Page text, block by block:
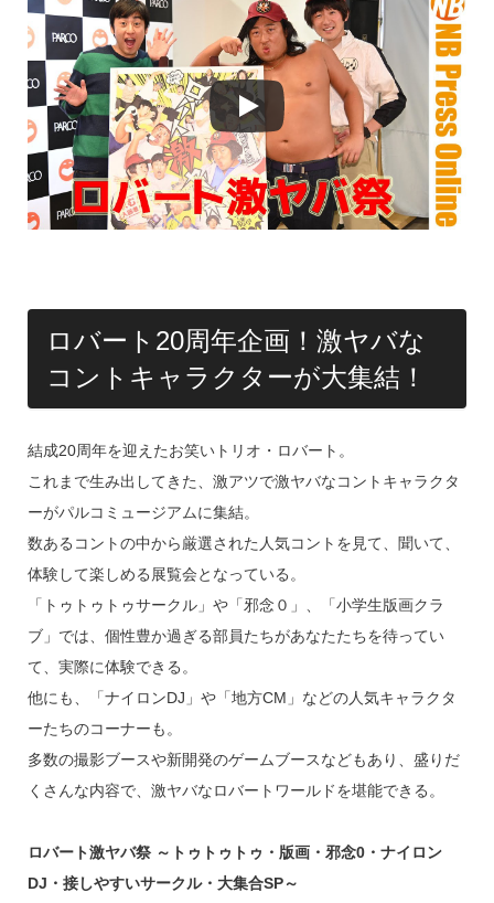
ロバート20周年企画！激ヤバな
コントキャラクターが大集結！
結成20周年を迎えたお笑いトリオ・ロバート。
これまで生み出してきた、激アツで激ヤバなコントキャラクタ
ーがパルコミュージアムに集結。
数あるコントの中から厳選された人気コントを見て、聞いて、
体験して楽しめる展覧会となっている。
「トゥトゥトゥサークル」や「邪念０」、「小学生版画クラ
ブ」では、個性豊か過ぎる部員たちがあなたたちを待ってい
て、実際に体験できる。
他にも、「ナイロンDJ」や「地方CM」などの人気キャラクタ
ーたちのコーナーも。
多数の撮影ブースや新開発のゲームブースなどもあり、盛りだ
くさんな内容で、激ヤバなロバートワールドを堪能できる。
ロバート激ヤバ祭 ～トゥトゥトゥ・版画・邪念0・ナイロン
DJ・接しやすいサークル・大集合SP～